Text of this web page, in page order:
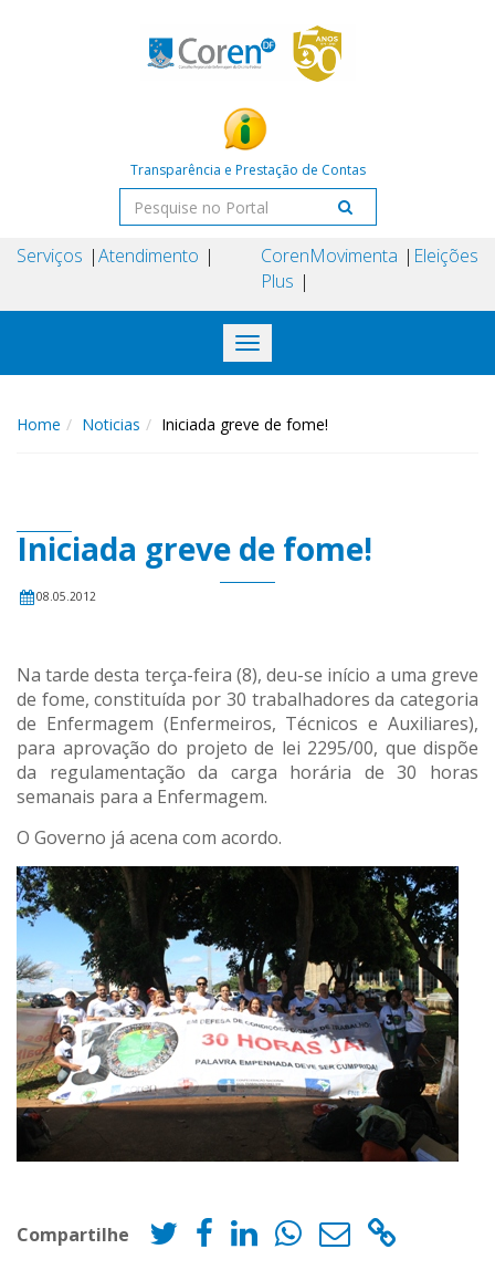
Transparência e Prestação de Contas
Serviços Atendimento
Coren
Plus
Movimenta Eleições
Toggle
navigation
Home Noticias Iniciada greve de fome!
Iniciada greve de fome!
08.05.2012
Na tarde desta terça-feira (8), deu-se início a uma greve
de fome, constituída por 30 trabalhadores da categoria
de Enfermagem (Enfermeiros, Técnicos e Auxiliares),
para aprovação do projeto de lei 2295/00, que dispõe
da regulamentação da carga horária de 30 horas
semanais para a Enfermagem.
O Governo já acena com acordo.
Compartilhe